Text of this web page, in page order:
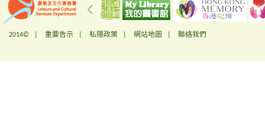
2014© | 重要告示 私隱政策 網站地圖 聯絡我們